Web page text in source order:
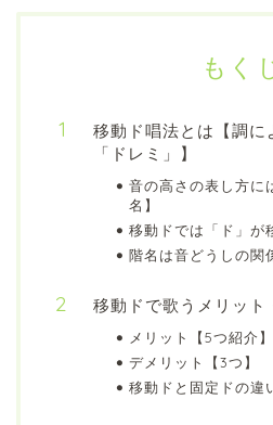
もく
移動ド唱法とは【調に
「ドレミ」】
音の高さの表し方に
名】
移動ドでは「ド」が
階名は音どうしの関
移動ドで歌うメリット
メリット【5つ紹介】
デメリット【3つ】
移動ドと固定ドの違